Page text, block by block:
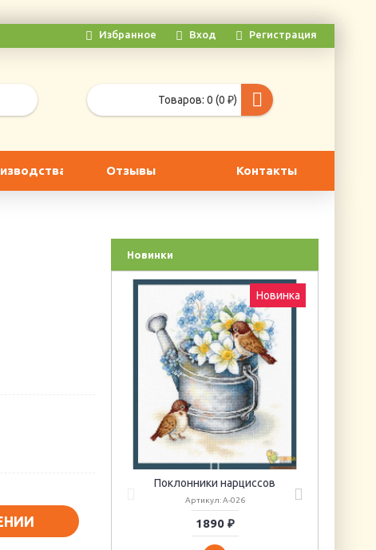
Избранное Вход Регистрация
Товаров: 0 (0 ₽)
Отзывы Контакты
Новинки
Новинка
Поклонники нарциссов
Артикул: А-026
1890 ₽